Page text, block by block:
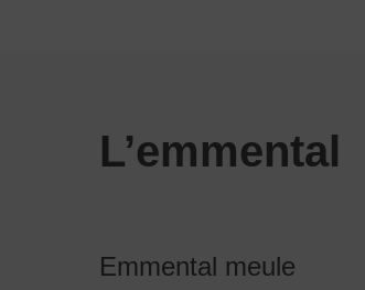
L’emmental
Emmental meule